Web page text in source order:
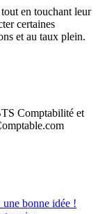
en touchant leur
certaines
et au taux plein.
Comptabilité et
une bonne idée !